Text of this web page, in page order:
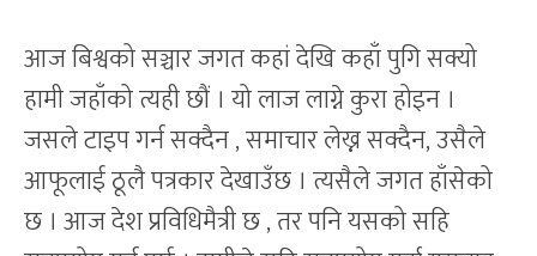
आज बिश्वको सञ्चार जगत कहां देखि कहाँ पुगि सक्यो
हामी जहाँको त्यही छौं । यो लाज लाग्ने कुरा होइन ।
जसले टाइप गर्न सक्दैन , समाचार लेख्न सक्दैन, उसैले
आफूलाई ठूलै पत्रकार देखाउँछ । त्यसैले जगत हाँसेको
छ । आज देश प्रविधिमैत्री छ , तर पनि यसको सहि